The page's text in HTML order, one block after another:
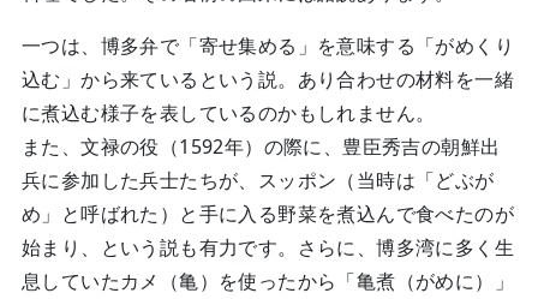
一つは、博多弁で「寄せ集める」を意味する「がめくり
込む」から来ているという説。あり合わせの材料を一緒
に煮込む様子を表しているのかもしれません。
また、文禄の役（1592年）の際に、豊臣秀吉の朝鮮出
兵に参加した兵士たちが、スッポン（当時は「どぶが
め」と呼ばれた）と手に入る野菜を煮込んで食べたのが
始まり、という説も有力です。さらに、博多湾に多く生
息していたカメ（亀）を使ったから「亀煮（がめに）」